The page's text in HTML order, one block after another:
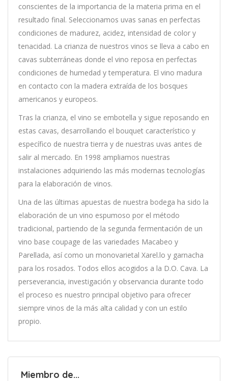
conscientes de la importancia de la materia prima en el
resultado final. Seleccionamos uvas sanas en perfectas
condiciones de madurez, acidez, intensidad de color y
tenacidad. La crianza de nuestros vinos se lleva a cabo en
cavas subterráneas donde el vino reposa en perfectas
condiciones de humedad y temperatura. El vino madura
en contacto con la madera extraída de los bosques
americanos y europeos.
Tras la crianza, el vino se embotella y sigue reposando en
estas cavas, desarrollando el bouquet característico y
específico de nuestra tierra y de nuestras uvas antes de
salir al mercado. En 1998 ampliamos nuestras
instalaciones adquiriendo las más modernas tecnologías
para la elaboración de vinos.
Una de las últimas apuestas de nuestra bodega ha sido la
elaboración de un vino espumoso por el método
tradicional, partiendo de la segunda fermentación de un
vino base coupage de las variedades Macabeo y
Parellada, así como un monovarietal Xarel.lo y garnacha
para los rosados. Todos ellos acogidos a la D.O. Cava. La
perseverancia, investigación y observancia durante todo
el proceso es nuestro principal objetivo para ofrecer
siempre vinos de la más alta calidad y con un estilo
propio.
Miembro de...